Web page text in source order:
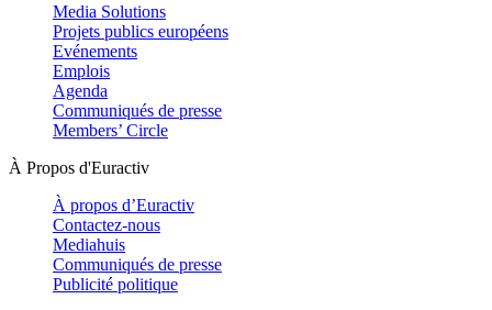
Media Solutions
Projets publics européens
Evénements
Emplois
Agenda
Communiqués de presse
Members’ Circle
À Propos d'Euractiv
À propos d’Euractiv
Contactez-nous
Mediahuis
Communiqués de presse
Publicité politique